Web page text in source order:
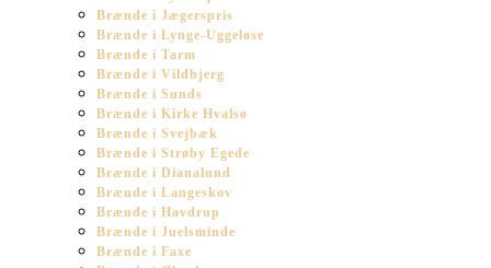
Brænde i Jægerspris
Brænde i Lynge-Uggeløse
Brænde i Tarm
Brænde i Vildbjerg
Brænde i Sunds
Brænde i Kirke Hvalsø
Brænde i Svejbæk
Brænde i Strøby Egede
Brænde i Dianalund
Brænde i Langeskov
Brænde i Havdrup
Brænde i Juelsminde
Brænde i Faxe